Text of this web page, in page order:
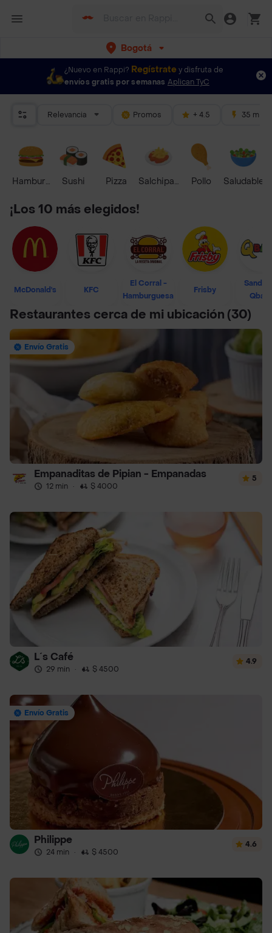
Bogotá
¿Nuevo en Rappi? Regístrate y disfruta de
envíos gratis por semanas Aplican TyC
Relevancia Promos + 4.5 35 mins
HamburguesaSushi Pizza Salchipapas Pollo Saludable
¡Los 10 más elegidos!
McDonald's KFC
El Corral -
Hamburguesa
Frisby
Restaurantes cerca de mi ubicación (30)
Envío Gratis
Empanaditas de Pipian - Empanadas
12 min · $ 4000
5
L´s Café
29 min · $ 4500
4.9
Envío Gratis
Philippe
24 min · $ 4500
4.6